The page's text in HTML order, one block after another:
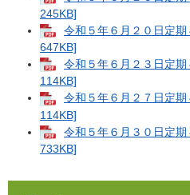
245KB]
令和５年６月２０日定
647KB]
令和５年６月２３日定
114KB]
令和５年６月２７日定
114KB]
令和５年６月３０日定
733KB]